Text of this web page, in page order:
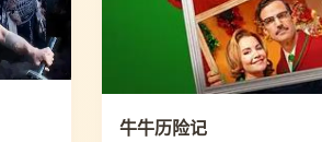
牛牛历险记